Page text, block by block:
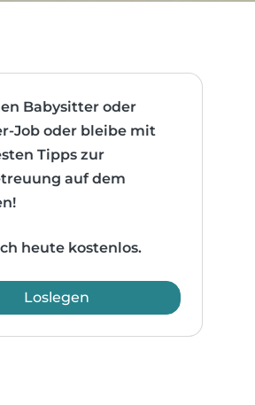
Babysitter oder
Job oder bleibe mit
Tipps zur
auf dem
heute kostenlos.
Loslegen